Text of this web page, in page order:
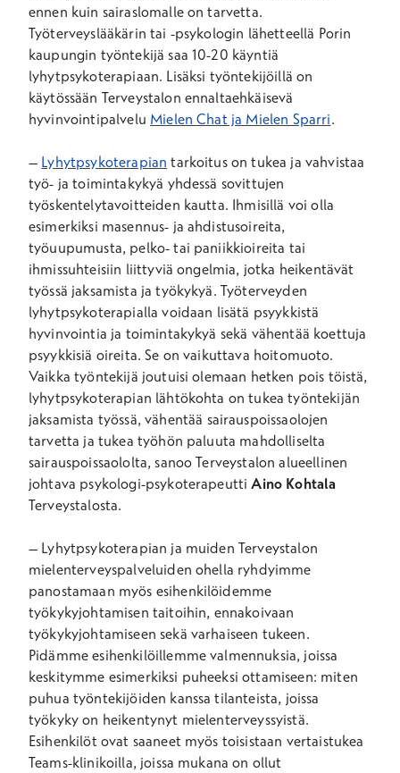
ennen kuin sairaslomalle on tarvetta.
Työterveyslääkärin tai -psykologin lähetteellä Porin
kaupungin työntekijä saa 10-20 käyntiä
lyhytpsykoterapiaan. Lisäksi työntekijöillä on
käytössään Terveystalon ennaltaehkäisevä
hyvinvointipalvelu Mielen Chat ja Mielen Sparri.
– Lyhytpsykoterapian tarkoitus on tukea ja vahvistaa
työ- ja toimintakykyä yhdessä sovittujen
työskentelytavoitteiden kautta. Ihmisillä voi olla
esimerkiksi masennus- ja ahdistusoireita,
työuupumusta, pelko- tai paniikkioireita tai
ihmissuhteisiin liittyviä ongelmia, jotka heikentävät
työssä jaksamista ja työkykyä. Työterveyden
lyhytpsykoterapialla voidaan lisätä psyykkistä
hyvinvointia ja toimintakykyä sekä vähentää koettuja
psyykkisiä oireita. Se on vaikuttava hoitomuoto.
Vaikka työntekijä joutuisi olemaan hetken pois töistä,
lyhytpsykoterapian lähtökohta on tukea työntekijän
jaksamista työssä, vähentää sairauspoissaolojen
tarvetta ja tukea työhön paluuta mahdolliselta
sairauspoissaololta, sanoo Terveystalon alueellinen
johtava psykologi-psykoterapeuttiAino Kohtala
Terveystalosta.
– Lyhytpsykoterapian ja muiden Terveystalon
mielenterveyspalveluiden ohella ryhdyimme
panostamaan myös esihenkilöidemme
työkykyjohtamisen taitoihin, ennakoivaan
työkykyjohtamiseen sekä varhaiseen tukeen.
Pidämme esihenkilöillemme valmennuksia, joissa
keskitymme esimerkiksi puheeksi ottamiseen: miten
puhua työntekijöiden kanssa tilanteista, joissa
työkyky on heikentynyt mielenterveyssyistä.
Esihenkilöt ovat saaneet myös toisistaan vertaistukea
Teams-klinikoilla, joissa mukana on ollut